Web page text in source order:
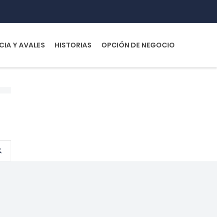
Y AVALES HISTORIAS OPCIÓN DE NEGOCIO
e